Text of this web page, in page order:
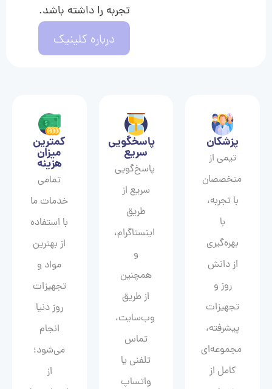
تجربه را داشته باشد.
درباره کلینیک
پزشکان
تیمی از
متخصصان
با تجربه،
با
بهره‌گیری
از دانش
روز و
تجهیزات
پیشرفته،
مجموعه‌ای
کامل از
پاسخگویی
سریع
پاسخ‌گویی
سریع از
طریق
اینستاگرام،
و
همچنین
از طریق
وب‌سایت،
تماس
تلفنی یا
واتساپ
کمترین
میزان
هزینه
تمامی
خدمات ما
با استفاده
از بهترین
مواد و
تجهیزات
روز دنیا
انجام
می‌شود؛
از